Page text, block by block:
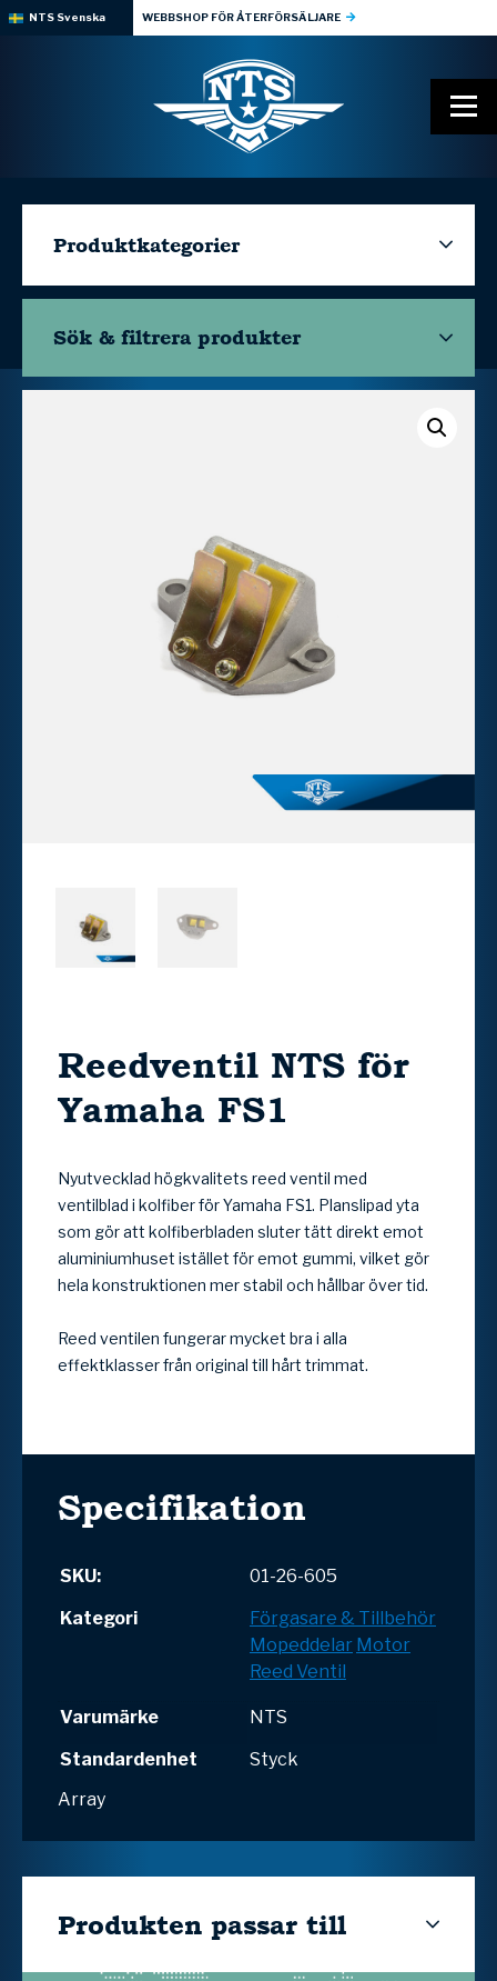
NTS Svenska WEBBSHOP FÖR ÅTERFÖRSÄLJARE
Produktkategorier
Sök & filtrera produkter
Reedventil NTS för
Yamaha FS1
Nyutvecklad högkvalitets reed ventil med
ventilblad i kolfiber för Yamaha FS1. Planslipad yta
som gör att kolfiberbladen sluter tätt direkt emot
aluminiumhuset istället för emot gummi, vilket gör
hela konstruktionen mer stabil och hållbar över tid.
Reed ventilen fungerar mycket bra i alla
effektklasser från original till hårt trimmat.
Specifikation
SKU:
01-26-605
Kategori
Förgasare & Tillbehör
Mopeddelar Motor
Reed Ventil
Varumärke
NTS
Standardenhet
Styck
Array
Produkten passar till